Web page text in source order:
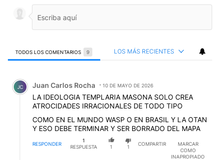
TODOS LOS COMENTARIOS 9 LOS MÁS RECIENTES
Comentario de Juan Carlos Rocha.
JC Juan Carlos Rocha 10 DE MAYO DE 2026
LA IDEOLOGIA TEMPLARIA MASONA SOLO CREA
ATROCIDADES IRRACIONALES DE TODO TIPO
COMO EN EL MUNDO WASP O EN BRASIL Y LA OTAN
Y ESO DEBE TERMINAR Y SER BORRADO DEL MAPA
RESPONDER
1
RESPUESTA
1 1
COMPARTIR
MARCAR
COMO
INAPROPIADO